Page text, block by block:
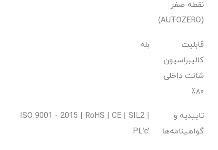
نقطه صفر
(AUTOZERO)
قابلیت
کالیبراسیون
شانت داخلی
۸۰٪
بله
تاییدیه و
گواهینامه‌ها
ISO 9001 - 2015 | RoHS | CE | SIL2 |
PL'c'